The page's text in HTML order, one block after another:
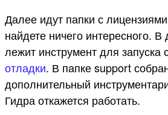
Далее идут папки с
найдете ничего интересного.
лежит инструмент для запуска
отладки. В папке support
дополнительный
Гидра откажется работать.